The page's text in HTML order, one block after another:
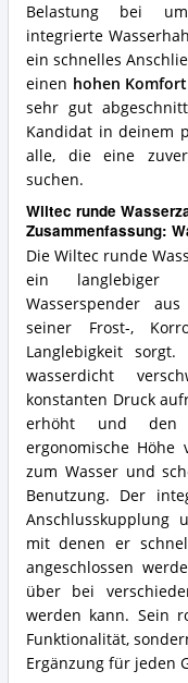
Belastung bei
integrierte
ein schnelles
einen hohen Komfort
sehr gut
Kandidat in deinem
alle, die eine
suchen.
Wiltec runde
Zusammenfassung:
Die Wiltec runde
ein langlebiger
Wasserspender
seiner Frost-,
Langlebigkeit
wasserdicht
konstanten Druck
erhöht und den
ergonomische
zum Wasser und
Benutzung. Der
Anschlusskupplung
mit denen er
angeschlossen
über bei
werden kann. Sein
Funktionalität,
Ergänzung für jeden
„Was macht unsere Tests
TopRatgeber24 nutzt